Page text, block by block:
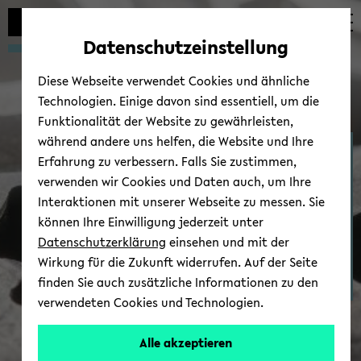
Automatische
vermeiden
zum
wechseln
zum
wechseln
zum
wechseln
Po­li­ti­sche Phi­lo­so­phie und
Rechts­phi­lo­so­phie
All­
ge­
mei­
Datenschutzeinstellung
Diese Webseite verwendet Cookies und ähnliche
Technologien. Einige davon sind essentiell, um die
Funktionalität der Website zu gewährleisten,
während andere uns helfen, die Website und Ihre
Erfahrung zu verbessern. Falls Sie zustimmen,
verwenden wir Cookies und Daten auch, um Ihre
Interaktionen mit unserer Webseite zu messen. Sie
können Ihre Einwilligung jederzeit unter
Datenschutzerklärung einsehen und mit der
Wirkung für die Zukunft widerrufen. Auf der Seite
finden Sie auch zusätzliche Informationen zu den
verwendeten Cookies und Technologien.
Alle akzeptieren